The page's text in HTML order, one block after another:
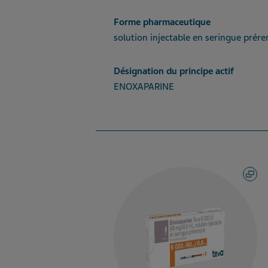
Forme pharmaceutique
solution injectable en seringue
Désignation du principe actif
ENOXAPARINE